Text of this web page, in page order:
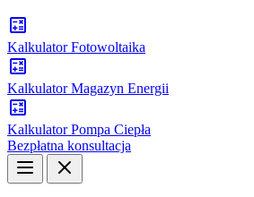
Kalkulator Fotowoltaika
Kalkulator Magazyn Energii
Kalkulator Pompa Ciepła
Bezpłatna konsultacja